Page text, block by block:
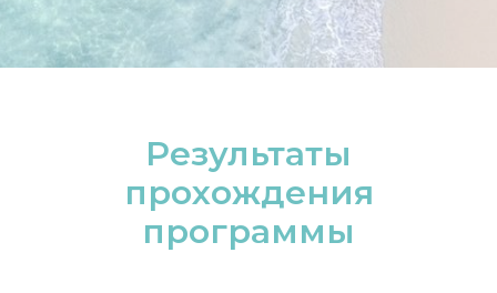
Результаты
прохождения
программы